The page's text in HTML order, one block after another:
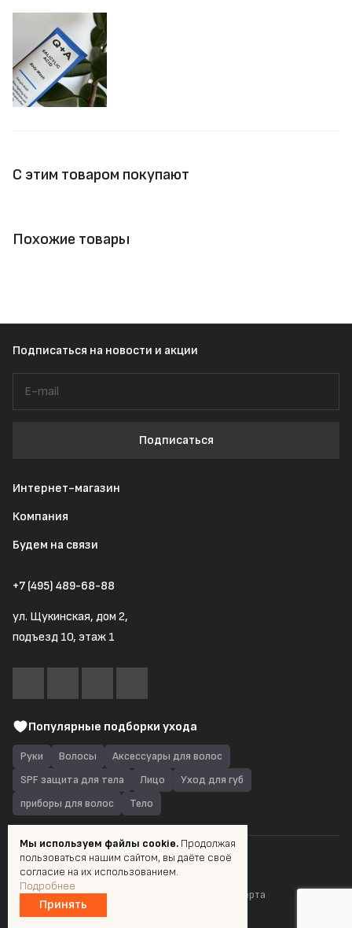
С этим товаром покупают
Похожие товары
Подписаться на новости и акции
Подписаться
Интернет-магазин
Компания
Будем на связи
+7 (495) 489-68-88
ул. Щукинская, дом 2,
подъезд 10, этаж 1
Популярные подборки ухода
Руки Волосы
Аксессуары для волос
SPF защита для тела
Лицо
Уход для губ
приборы для волос
Тело
© 2026 Quantum Shop.ru
Пользовательское соглашение
Публичная оферта
Мы используем файлы cookie. Продолжая
пользоваться нашим сайтом, вы даёте своё
согласие на их использованием.
Подробнее
Принять